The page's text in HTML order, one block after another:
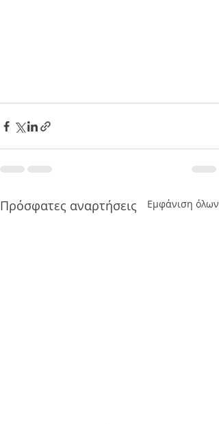
Πρόσφατες αναρτήσεις Εμφάνιση όλων